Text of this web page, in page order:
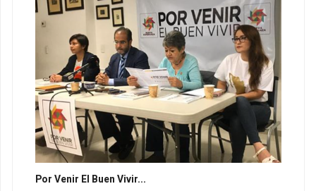
Por Venir El Buen Vivir...